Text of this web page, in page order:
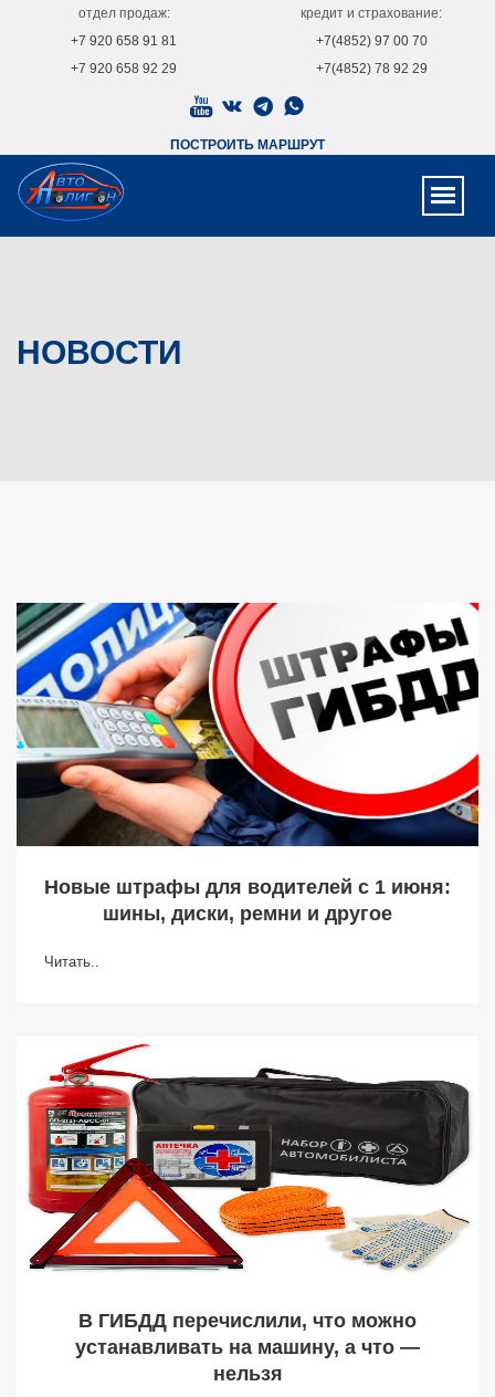
отдел продаж:
+7 920 658 91 81
+7 920 658 92 29
кредит и страхование:
+7(4852) 97 00 70
+7(4852) 78 92 29
ПОСТРОИТЬ МАРШРУТ
НОВОСТИ
Новые штрафы для водителей с 1 июня:
шины, диски, ремни и другое
Читать..
В ГИБДД перечислили, что можно
устанавливать на машину, а что —
нельзя